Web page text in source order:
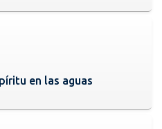
en las aguas